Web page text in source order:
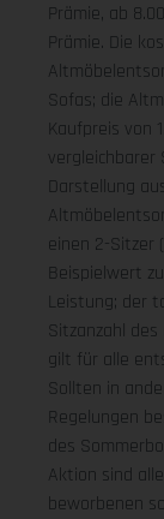
Prämie, ab
Prämie. Die
Sofas; die
Kaufpreis von
vergleichbarer
Darstellung
einen 2-Sitzer
Beispielwert
Leistung; der
Sitzanzahl
gilt für alle
Sollten in
Regelungen
des
Aktion sind
beworbenen